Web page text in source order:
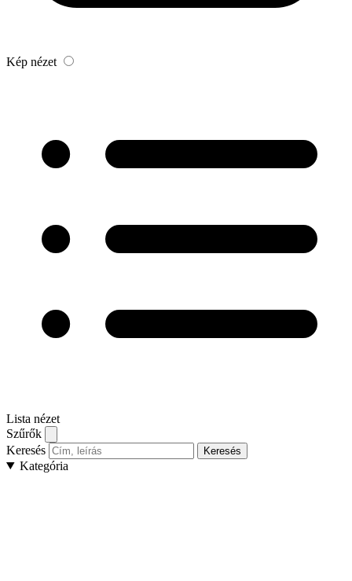
Kép nézet
Lista nézet
Szűrők
Keresés
Keresés
Kategória